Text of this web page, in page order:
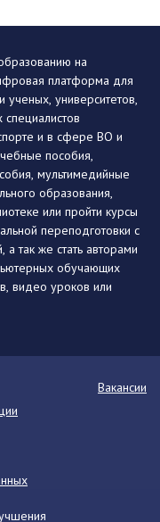
на
платформа для
ученых, университетов,
и в сфере ВО и
пособия,
мультимедийные
образования,
или пройти курсы
переподготовки с
так же стать авторами
обучающих
видео уроков или
Вакансии